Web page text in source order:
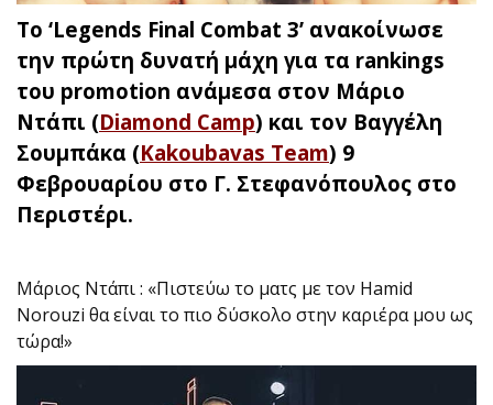
Το ‘Legends Final Combat 3’ ανακοίνωσε
την πρώτη δυνατή μάχη για τα rankings
του promotion ανάμεσα στον Μάριο
Ντάπι (Diamond Camp) και τον Βαγγέλη
Σουμπάκα (Kakoubavas Team) 9
Φεβρουαρίου στο Γ. Στεφανόπουλος στο
Περιστέρι.
Μάριος Ντάπι : «Πιστεύω το ματς με τον Hamid
Norouzi θα είναι το πιο δύσκολο στην καριέρα μου ως
τώρα!»